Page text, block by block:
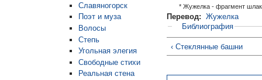
Славяногорск
Поэт и муза
Волосы
Степь
Угольная элегия
Свободные стихи
Реальная стена
*Жужелка - фрагмент
Перевод: Жужелка
Библиография
‹ Стеклянные башни